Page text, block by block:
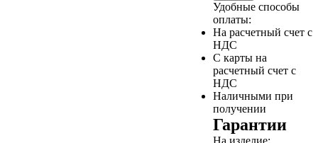
Удобные способы
оплаты:
На расчетный счет с
НДС
С карты на
расчетный счет с
НДС
Наличными при
получении
Гарантии
На изделие: